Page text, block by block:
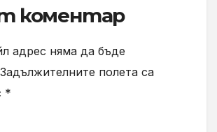
коментар
адрес няма да бъде
Задължителните полета са
*